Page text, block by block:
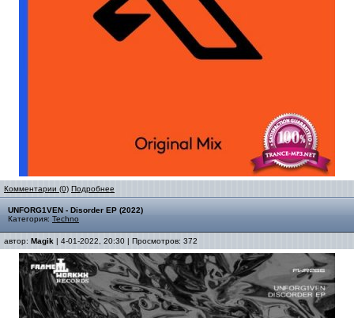
Комментарии (0) Подробнее
UNFORG1VEN - Disorder EP (2022)
Категория: Techno
автор: Magik | 4-01-2022, 20:30 | Просмотров: 372